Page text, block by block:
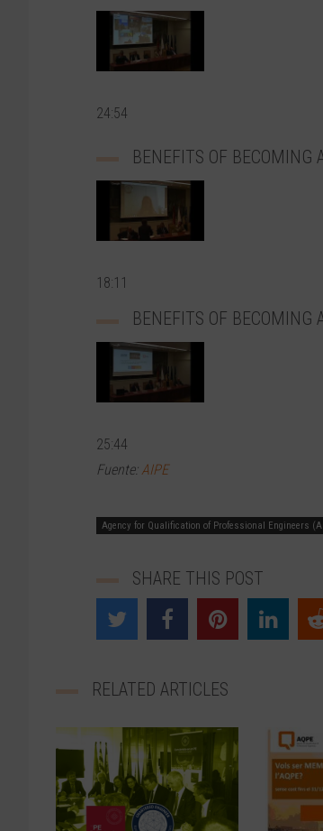
24:54
BENEFITS OF BECOMING
18:11
BENEFITS OF BECOMING
25:44
Fuente:AIPE
Agency for Qualification of Professional Engineers
SHARE THIS POST
RELATED ARTICLES